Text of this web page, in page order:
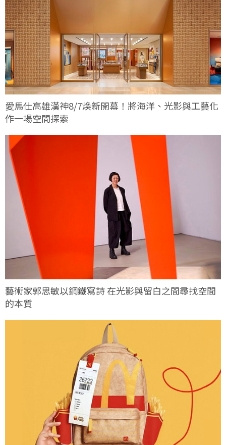
愛馬仕高雄漢神8/7煥新開幕！將海洋、光影與工藝化
作一場空間探索
藝術家郭思敏以鋼鐵寫詩 在光影與留白之間尋找空間
的本質